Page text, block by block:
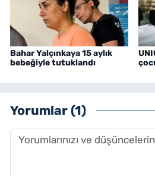
Bahar Yalçınkaya 15 aylık
bebeğiyle tutuklandı
Yorumlar (1)